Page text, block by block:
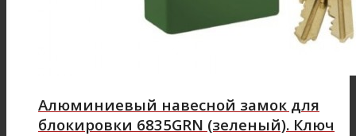
Алюминиевый навесной замок для
блокировки 6835GRN (зеленый). Ключ